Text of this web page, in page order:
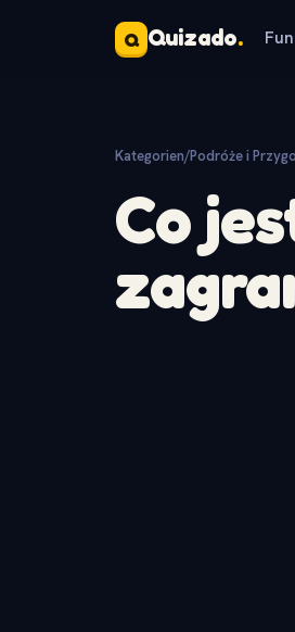
Q Quizado.
Kategorien/Podróże i
Co